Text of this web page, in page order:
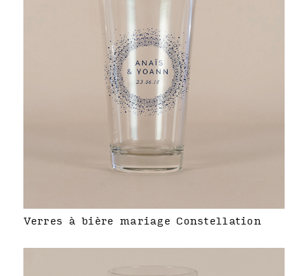
Verres à bière mariage Constellation